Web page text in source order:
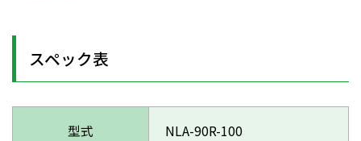
スペック表
型式 NLA-90R-100